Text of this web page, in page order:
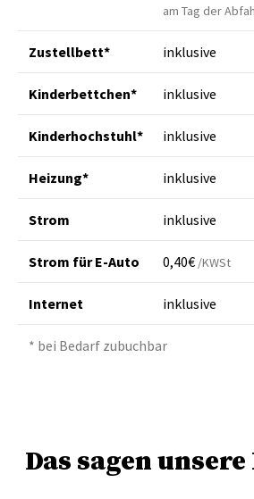
am Tag der
Zustellbett* inklusive
Kinderbettchen* inklusive
Kinderhochstuhl* inklusive
Heizung* inklusive
Strom inklusive
Strom für E-Auto 0,40€ /KWSt
Internet inklusive
* bei Bedarf zubuchbar
Das sagen